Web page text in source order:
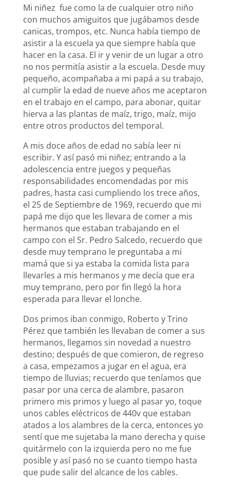
Mi niñez fue como la de cualquier otro niño
con muchos amiguitos que jugábamos desde
canicas, trompos, etc. Nunca había tiempo de
asistir a la escuela ya que siempre había que
hacer en la casa. El ir y venir de un lugar a otro
no nos permitía asistir a la escuela. Desde muy
pequeño, acompañaba a mi papá a su trabajo,
al cumplir la edad de nueve años me aceptaron
en el trabajo en el campo, para abonar, quitar
hierva a las plantas de maíz, trigo, maíz, mijo
entre otros productos del temporal.
A mis doce años de edad no sabía leer ni
escribir. Y así pasó mi niñez; entrando a la
adolescencia entre juegos y pequeñas
responsabilidades encomendadas por mis
padres, hasta casi cumpliendo los trece años,
el 25 de Septiembre de 1969, recuerdo que mi
papá me dijo que les llevara de comer a mis
hermanos que estaban trabajando en el
campo con el Sr. Pedro Salcedo, recuerdo que
desde muy temprano le preguntaba a mi
mamá que si ya estaba la comida lista para
llevarles a mis hermanos y me decía que era
muy temprano, pero por fin llegó la hora
esperada para llevar el lonche.
Dos primos iban conmigo, Roberto y Trino
Pérez que también les llevaban de comer a sus
hermanos, llegamos sin novedad a nuestro
destino; después de que comieron, de regreso
a casa, empezamos a jugar en el agua, era
tiempo de lluvias; recuerdo que teníamos que
pasar por una cerca de alambre, pasaron
primero mis primos y luego al pasar yo, toque
unos cables eléctricos de 440v que estaban
atados a los alambres de la cerca, entonces yo
sentí que me sujetaba la mano derecha y quise
quitármelo con la izquierda pero no me fue
posible y así pasó no se cuanto tiempo hasta
que pude salir del alcance de los cables.